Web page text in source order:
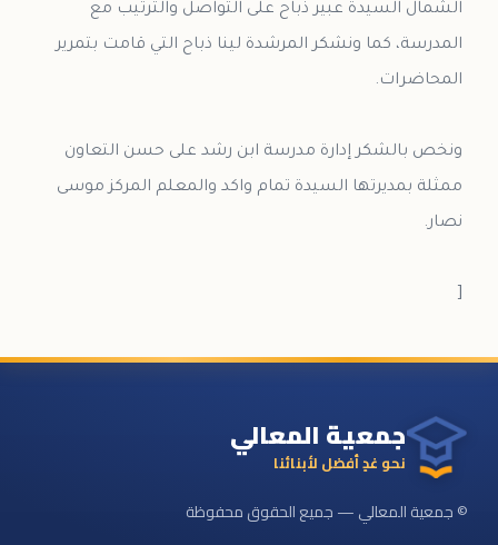
الشمال السيدة عبير ذباح على التواصل والترتيب مع
المدرسة، كما ونشكر المرشدة لينا ذباح التي قامت بتمرير
ونخص بالشكر إدارة مدرسة ابن رشد على حسن التعاون
ممثلة بمديرتها السيدة تمام واكد والمعلم المركز موسى
[
جمعية المعالي
نحو غدٍ أفضل لأبنائنا
© جمعية المعالي — جميع الحقوق محفوظة